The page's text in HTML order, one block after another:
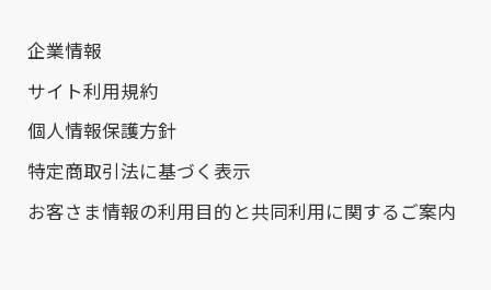
企業情報
サイト利用規約
個人情報保護方針
特定商取引法に基づく表示
お客さま情報の利用目的と共同利用に関するご案内